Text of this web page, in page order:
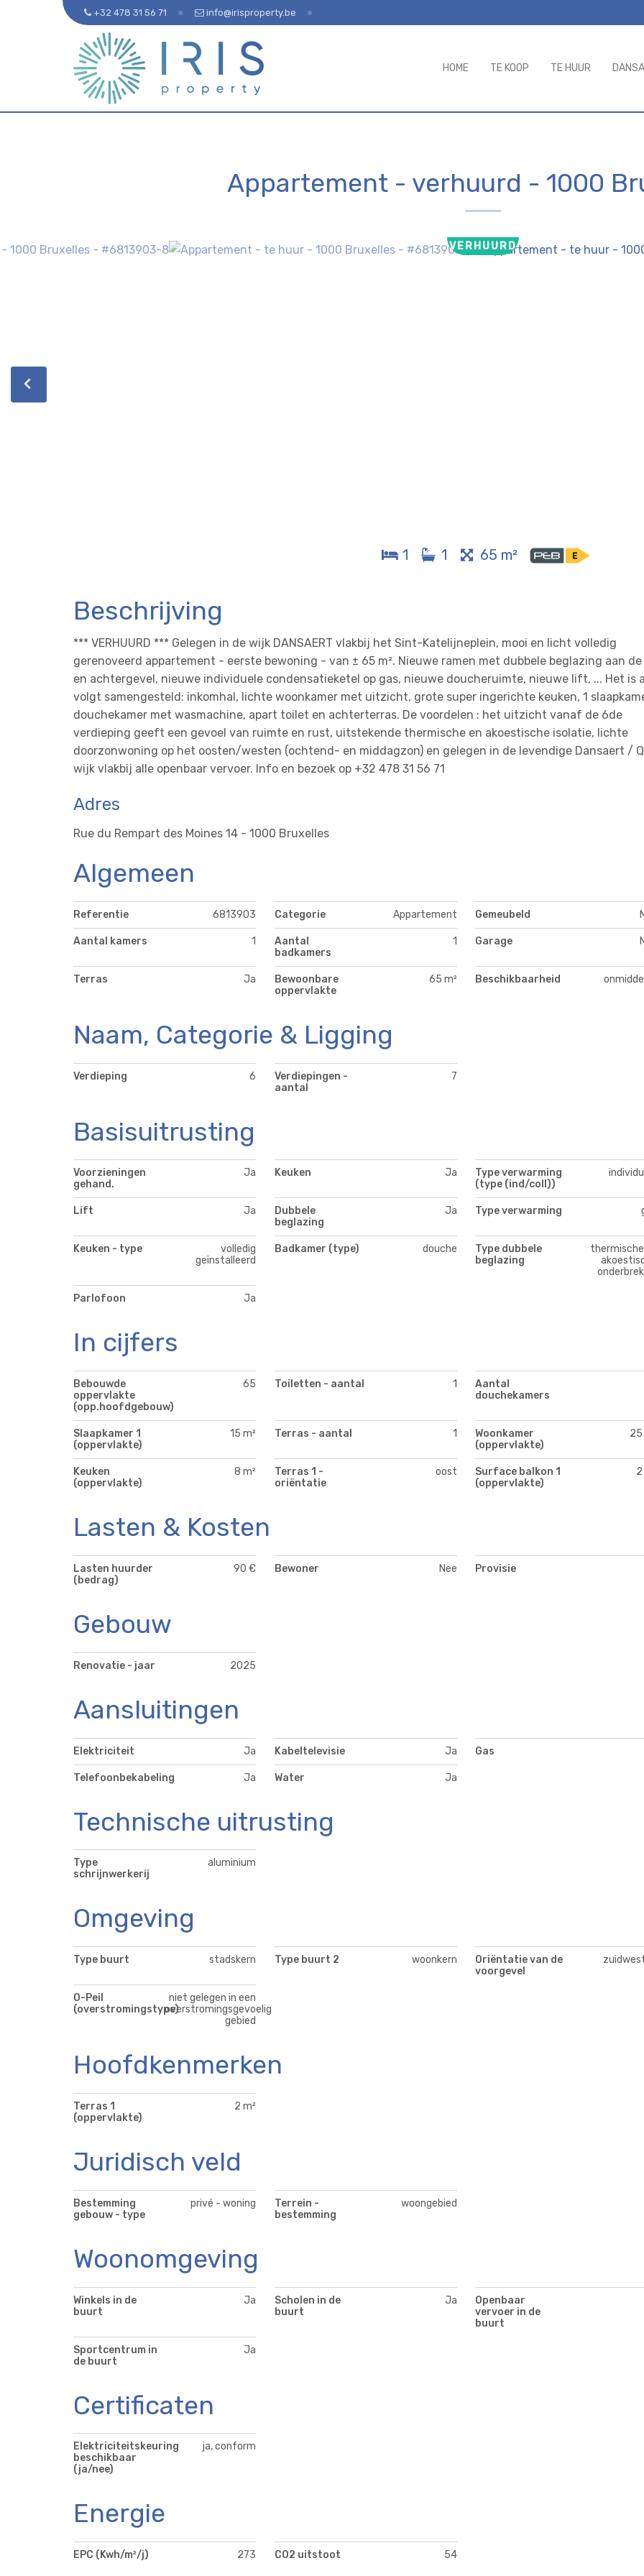
+32 478 31 56 71 info@irisproperty.be
HOME TE KOOP TE HUUR
Appartement - verhuurd - 1000
VERHUURD
1 1 65 m²
Beschrijving
*** VERHUURD *** Gelegen in de wijk DANSAERT vlakbij het Sint-Katelijneplein, mooi en licht volledig
gerenoveerd appartement - eerste bewoning - van ± 65 m². Nieuwe ramen met dubbele beglazing aan
en achtergevel, nieuwe individuele condensatieketel op gas, nieuwe doucheruimte, nieuwe lift, ... Het is
volgt samengesteld: inkomhal, lichte woonkamer met uitzicht, grote super ingerichte keuken, 1
douchekamer met wasmachine, apart toilet en achterterras. De voordelen : het uitzicht vanaf de 6de
verdieping geeft een gevoel van ruimte en rust, uitstekende thermische en akoestische isolatie, lichte
doorzonwoning op het oosten/westen (ochtend- en middagzon) en gelegen in de levendige Dansaert /
wijk vlakbij alle openbaar vervoer. Info en bezoek op +32 478 31 56 71
Adres
Rue du Rempart des Moines 14 - 1000 Bruxelles
Algemeen
Referentie 6813903 Categorie Appartement Gemeubeld
Aantal kamers 1
Aantal
badkamers
1 Garage
Terras Ja
Bewoonbare
oppervlakte
65 m² Beschikbaarheid
Naam, Categorie & Ligging
Verdieping 6
Verdiepingen -
aantal
7
Basisuitrusting
Voorzieningen
gehand.
Ja Keuken Ja
Type verwarming
(type (ind/coll))
Lift Ja
Dubbele
beglazing
Ja Type verwarming
Keuken - type
volledig
geïnstalleerd
Badkamer (type) douche
Type dubbele
beglazing
Parlofoon Ja
In cijfers
Bebouwde
oppervlakte
(opp.hoofdgebouw)
65 Toiletten - aantal 1
Aantal
douchekamers
Slaapkamer 1
(oppervlakte)
15 m² Terras - aantal 1
Woonkamer
(oppervlakte)
25
Keuken
(oppervlakte)
8 m²
Terras 1 -
oriëntatie
oost
Surface balkon 1
(oppervlakte)
2
Lasten & Kosten
Lasten huurder
(bedrag)
90 € Bewoner Nee Provisie
Gebouw
Renovatie - jaar 2025
Aansluitingen
Elektriciteit Ja Kabeltelevisie Ja Gas
Telefoonbekabeling Ja Water Ja
Technische uitrusting
Type
schrijnwerkerij
aluminium
Omgeving
Type buurt stadskern Type buurt 2 woonkern
Oriëntatie van de
voorgevel
O-Peil
(overstromingstype)
niet gelegen in een
overstromingsgevoelig
gebied
Hoofdkenmerken
Terras 1
(oppervlakte)
2 m²
Juridisch veld
Bestemming
gebouw - type
privé - woning
Terrein -
bestemming
woongebied
Woonomgeving
Winkels in de
buurt
Ja
Scholen in de
buurt
Ja
Openbaar
vervoer in de
buurt
Sportcentrum in
de buurt
Ja
Certificaten
Elektriciteitskeuring
beschikbaar
(ja/nee)
ja, conform
Energie
EPC (Kwh/m²/j) 273 CO2 uitstoot 54